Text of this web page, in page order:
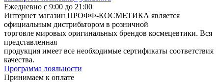
Ежедневно с 9:00 до 21:00
Интернет магазин ПРОФФ-КОСМЕТИКА является
официальным дистрибьтором в розничной
торговле мировых оригинальных брендов космецевтики. Вся
представленная
продукция имеет все необходимые сертификаты соответствия
качества.
Программа лояльности
Принимаем к оплате